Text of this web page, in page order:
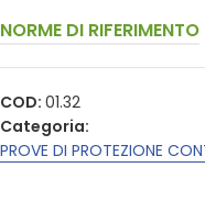
NORME DI RIFERIMENTO
COD: 01.32
Categoria:
PROVE DI PROTEZIONE